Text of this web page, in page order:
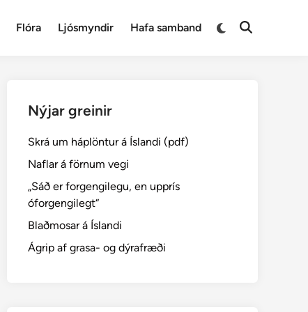
Flóra Ljósmyndir Hafa samband
Switch
Open
Nýjar greinir
Skrá um háplöntur á Íslandi (pdf)
Naflar á förnum vegi
„Sáð er forgengilegu, en upprís
óforgengilegt“
Blaðmosar á Íslandi
Ágrip af grasa- og dýrafræði